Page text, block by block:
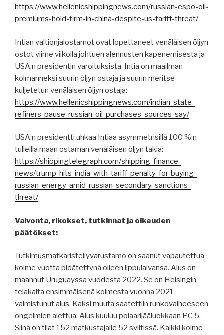
https://www.hellenicshippingnews.com/russian-espo-oil-
premiums-hold-firm-in-china-despite-us-tariff-threat/
Intian valtionjalostamot ovat lopettaneet venäläisen öljyn
ostot viime viikolla johtuen alennusten kapenemisesta ja
USA:n presidentin varoituksista. Intia on maailman
kolmanneksi suurin öljyn ostaja ja suurin meritse
kuljetetun venäläisen öljyn ostaja:
https://www.hellenicshippingnews.com/indian-state-
refiners-pause-russian-oil-purchases-sources-say/
USA:n presidentti uhkaa Intiaa asymmetrisillä 100 %:n
tulleilla maan ostaman venäläisen öljyn takia:
https://shippingtelegraph.com/shipping-finance-
news/trump-hits-india-with-tariff-penalty-for-buying-
russian-energy-amid-russian-secondary-sanctions-
threat/
Valvonta, rikokset, tutkinnat ja oikeuden
päätökset:
Tutkimusmatkaristeilyvarustamo on saanut vapautettua
kolme vuotta pidätettynä olleen lippulaivansa. Alus on
maannut Uruguayssa vuodesta 2022. Se on Helsingin
telakalta ensimmäisenä kolmesta vuonna 2021
valmistunut alus. Kaksi muuta saatettiin runkovaiheeseen
ongelmien alettua. Alus kuuluu polaarijääluokkaan PC 5.
Siinä on tilat 152 matkustajalle 52 sviitissä. Kaikki kolme